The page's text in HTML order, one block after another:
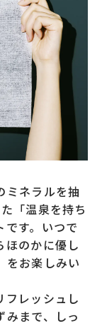
ミネラルを抽
「温泉を持ち
す。いつで
ほのかに優し
をお楽しみい
フレッシュし
みまで、しっ